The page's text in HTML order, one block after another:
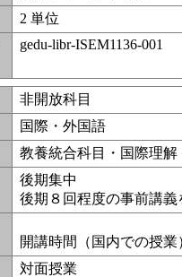
2 単位
gedu-libr-ISEM1136-001
非開放科目
国際・外国語
教養統合科目・国際理解
後期集中
後期８回程度の事前講義
開講時間（国内での授業
対面授業